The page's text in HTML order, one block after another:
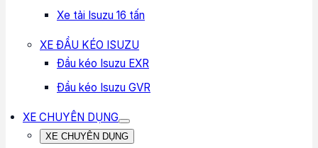
Xe tải Isuzu 16 tấn
XE ĐẦU KÉO ISUZU
Đầu kéo Isuzu EXR
Đầu kéo Isuzu GVR
XE CHUYÊN DỤNG
XE CHUYÊN DỤNG